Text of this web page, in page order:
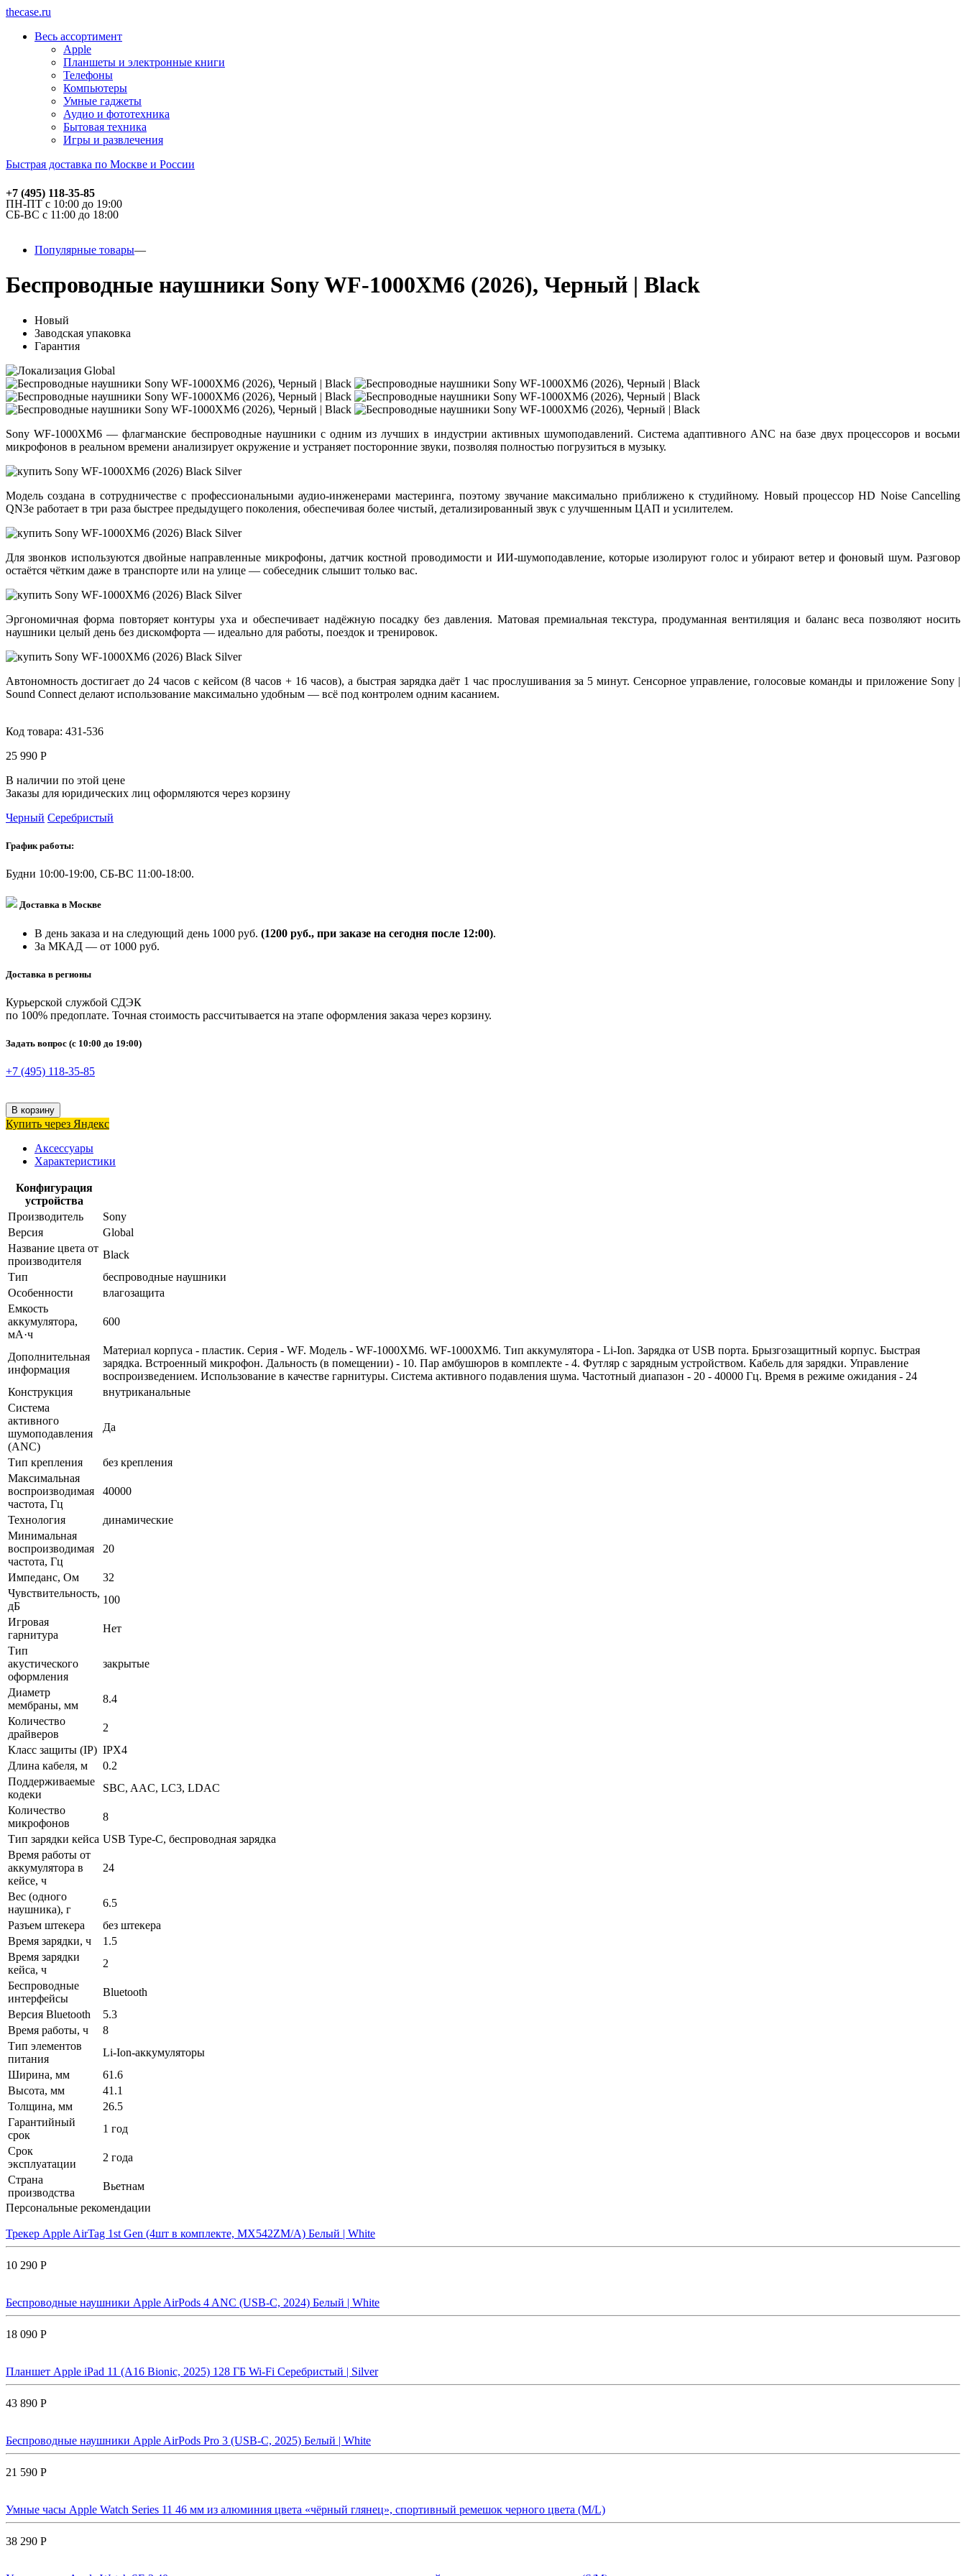
thecase.ru
Весь ассортимент
Apple
Планшеты и электронные книги
Телефоны
Компьютеры
Умные гаджеты
Аудио и фототехника
Бытовая техника
Игры и развлечения
Быстрая доставка по Москве и России
+7 (495) 118-35-85
ПН-ПТ с 10:00 до 19:00
СБ-ВС с 11:00 до 18:00
Популярные товары
Беспроводные наушники Sony WF-1000XM6 (2026), Черный | Black
Новый
Заводская упаковка
Гарантия
Sony WF-1000XM6 — флагманские беспроводные наушники с одним из лучших в индустрии активных шумоподавлений. Система адаптивного ANC на базе двух процессоров и восьми
микрофонов в реальном времени анализирует окружение и устраняет посторонние звуки, позволяя полностью погрузиться в музыку.
Модель создана в сотрудничестве с профессиональными аудио-инженерами мастеринга, поэтому звучание максимально приближено к студийному. Новый процессорHD Noise Cancelling
QN3e работает в три раза быстрее предыдущего поколения, обеспечивая более чистый, детализированный звук с улучшенным ЦАП и усилителем.
Для звонков используются двойные направленные микрофоны, датчик костной проводимости и ИИ-шумоподавление, которые изолируют голос и убирают ветер и фоновый шум. Разговор
остаётся чётким даже в транспорте или на улице — собеседник слышит только вас.
Эргономичная форма повторяет контуры уха и обеспечивает надёжную посадку без давления. Матовая премиальная текстура, продуманная вентиляция и баланс веса позволяют носить
наушники целый день без дискомфорта — идеально для работы, поездок и тренировок.
Автономность достигает до 24 часов с кейсом (8 часов + 16 часов), а быстрая зарядка даёт 1 час прослушивания за 5 минут. Сенсорное управление, голосовые команды и приложение Sony |
Sound Connect делают использование максимально удобным — всё под контролем одним касанием.
Код товара: 431-536
25 990 Р
В наличии по этой цене
Заказы для юридических лиц оформляются через корзину
Черный Серебристый
График работы:
Будни 10:00-19:00, СБ-ВС 11:00-18:00.
Доставка в Москве
В день заказа и на следующий день 1000 руб. (1200 руб., при заказе на сегодня после 12:00).
За МКАД — от 1000 руб.
Доставка в регионы
Курьерской службой СДЭК
по 100% предоплате. Точная стоимость рассчитывается на этапе оформления заказа через корзину.
Задать вопрос (с 10:00 до 19:00)
+7 (495) 118-35-85
В корзину
Купить через Яндекс
Аксессуары
Характеристики
Конфигурация
устройства
Производитель
Sony
Версия
Global
Название цвета от
производителя
Black
Тип
беспроводные наушники
Особенности
влагозащита
Емкость
аккумулятора,
мА·ч
600
Дополнительная
информация
Материал корпуса - пластик. Серия - WF. Модель - WF-1000XM6. WF-1000XM6. Тип аккумулятора - Li-Ion. Зарядка от USB порта. Брызгозащитный корпус. Быстрая
зарядка. Встроенный микрофон. Дальность (в помещении) - 10. Пар амбушюров в комплекте - 4. Футляр с зарядным устройством. Кабель для зарядки. Управление
воспроизведением. Использование в качестве гарнитуры. Система активного подавления шума. Частотный диапазон - 20 - 40000 Гц. Время в режиме ожидания - 24
Конструкция
внутриканальные
Система
активного
шумоподавления
(ANC)
Да
Тип крепления
без крепления
Максимальная
воспроизводимая
частота, Гц
40000
Технология
динамические
Минимальная
воспроизводимая
частота, Гц
20
Импеданс, Ом
32
Чувствительность,
дБ
100
Игровая
гарнитура
Нет
Тип
акустического
оформления
закрытые
Диаметр
мембраны, мм
8.4
Количество
драйверов
2
Класс защиты (IP) IPX4
Длина кабеля, м
0.2
Поддерживаемые
кодеки
SBC, AAC, LC3, LDAC
Количество
микрофонов
8
Тип зарядки кейса USB Type-C, беспроводная зарядка
Время работы от
аккумулятора в
кейсе, ч
24
Вес (одного
наушника), г
6.5
Разъем штекера
без штекера
Время зарядки, ч
1.5
Время зарядки
кейса, ч
2
Беспроводные
интерфейсы
Bluetooth
Версия Bluetooth
5.3
Время работы, ч
8
Тип элементов
питания
Li-Ion-аккумуляторы
Ширина, мм
61.6
Высота, мм
41.1
Толщина, мм
26.5
Гарантийный
срок
1 год
Срок
эксплуатации
2 года
Страна
производства
Вьетнам
Персональные рекомендации
Трекер Apple AirTag 1st Gen (4шт в комплекте, MX542ZM/A) Белый | White
10 290 Р
Беспроводные наушники Apple AirPods 4 ANC (USB-C, 2024) Белый | White
18 090 Р
Планшет Apple iPad 11 (A16 Bionic, 2025) 128 ГБ Wi-Fi Серебристый | Silver
43 890 Р
Беспроводные наушники Apple AirPods Pro 3 (USB-C, 2025) Белый | White
21 590 Р
Умные часы Apple Watch Series 11 46 мм из алюминия цвета «чёрный глянец», спортивный ремешок черного цвета (M/L)
38 290 Р